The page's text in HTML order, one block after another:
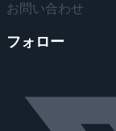
お問い合わせ
フォロー